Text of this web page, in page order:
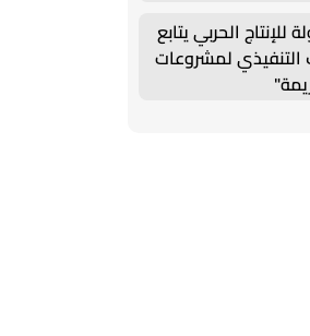
للإنتاج الحربي يتابع
لمشروعات